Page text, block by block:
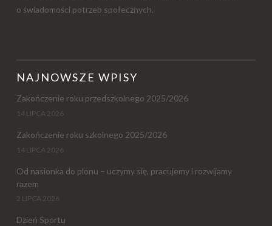
o świadomości potrzeb społecznych.
NAJNOWSZE WPISY
Zakończenie roku przedszkolnego 2025/2026
14 LIPCA 2026
Zakończenie roku szkolnego 2025/2026
14 LIPCA 2026
Od nasionka do plonu – uczymy się, pracujemy i rozwijamy
razem
2 LIPCA 2026
Dzień Sportu